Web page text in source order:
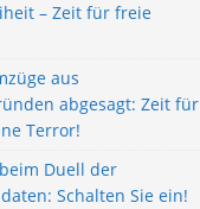
– Zeit für freie
aus
abgesagt: Zeit für
Terror!
Duell der
Schalten Sie ein!